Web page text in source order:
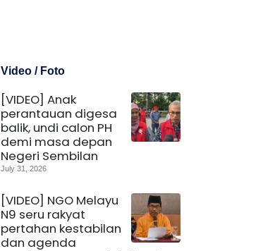
Video / Foto
[VIDEO] Anak
perantauan digesa
balik, undi calon PH
demi masa depan
Negeri Sembilan
July 31, 2026
[VIDEO] NGO Melayu
N9 seru rakyat
pertahan kestabilan
dan agenda